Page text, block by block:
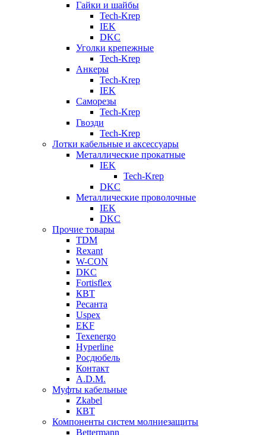
Гайки и шайбы
Tech-Krep
IEK
DKC
Уголки крепежные
Tech-Krep
Анкеры
Tech-Krep
IEK
Саморезы
Tech-Krep
Гвозди
Tech-Krep
Лотки кабельные и аксессуары
Металлические прокатные
IEK
Tech-Krep
DKC
Металлические проволочные
IEK
DKC
Прочие товары
TDM
Rexant
W-CON
DKC
Fortisflex
КВТ
Ресанта
Uspex
EKF
Texenergo
Hyperline
Росдюбель
Контакт
A.D.M.
Муфты кабельные
Zkabel
КВТ
Компоненты систем молниезащиты
Bettermann